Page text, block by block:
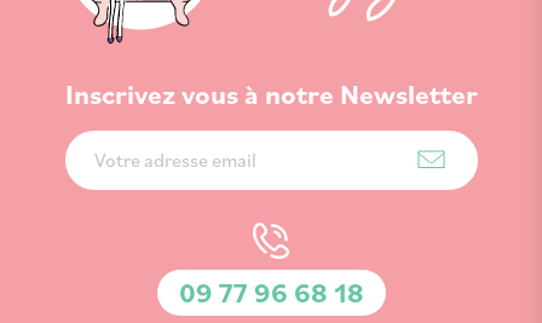
Inscrivez vous à notre Newsletter
Inscription
à
09 77 96 68 18